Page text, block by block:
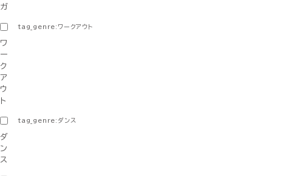
ガ
tag_genre:ワークアウト
ワ
ー
ク
ア
ウ
ト
tag_genre:ダンス
ダ
ン
ス